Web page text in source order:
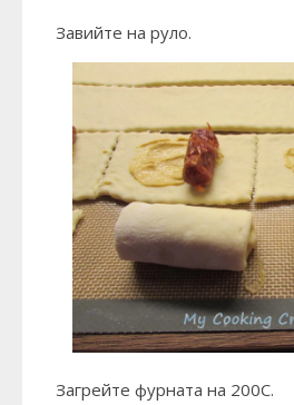
Завийте на руло.
Загрейте фурната на 200С.